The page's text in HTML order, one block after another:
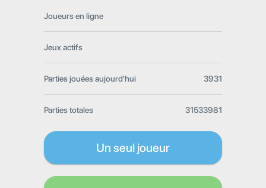
Joueurs en ligne
Jeux actifs
Parties jouées aujourd'hui 3931
Parties totales 31533981
Un seul joueur